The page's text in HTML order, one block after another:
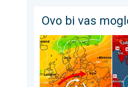
Ovo bi vas
Vrlo vrući ljetni dani se